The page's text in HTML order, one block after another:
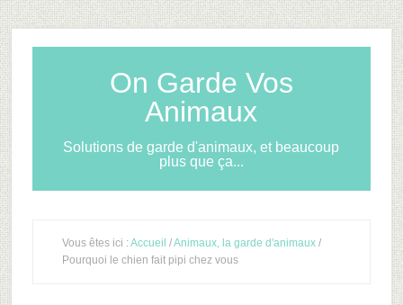
On Garde Vos
Animaux
Solutions de garde d'animaux, et beaucoup
plus que ça...
Vous êtes ici : Accueil /Animaux, la garde d'animaux/
Pourquoi le chien fait pipi chez vous